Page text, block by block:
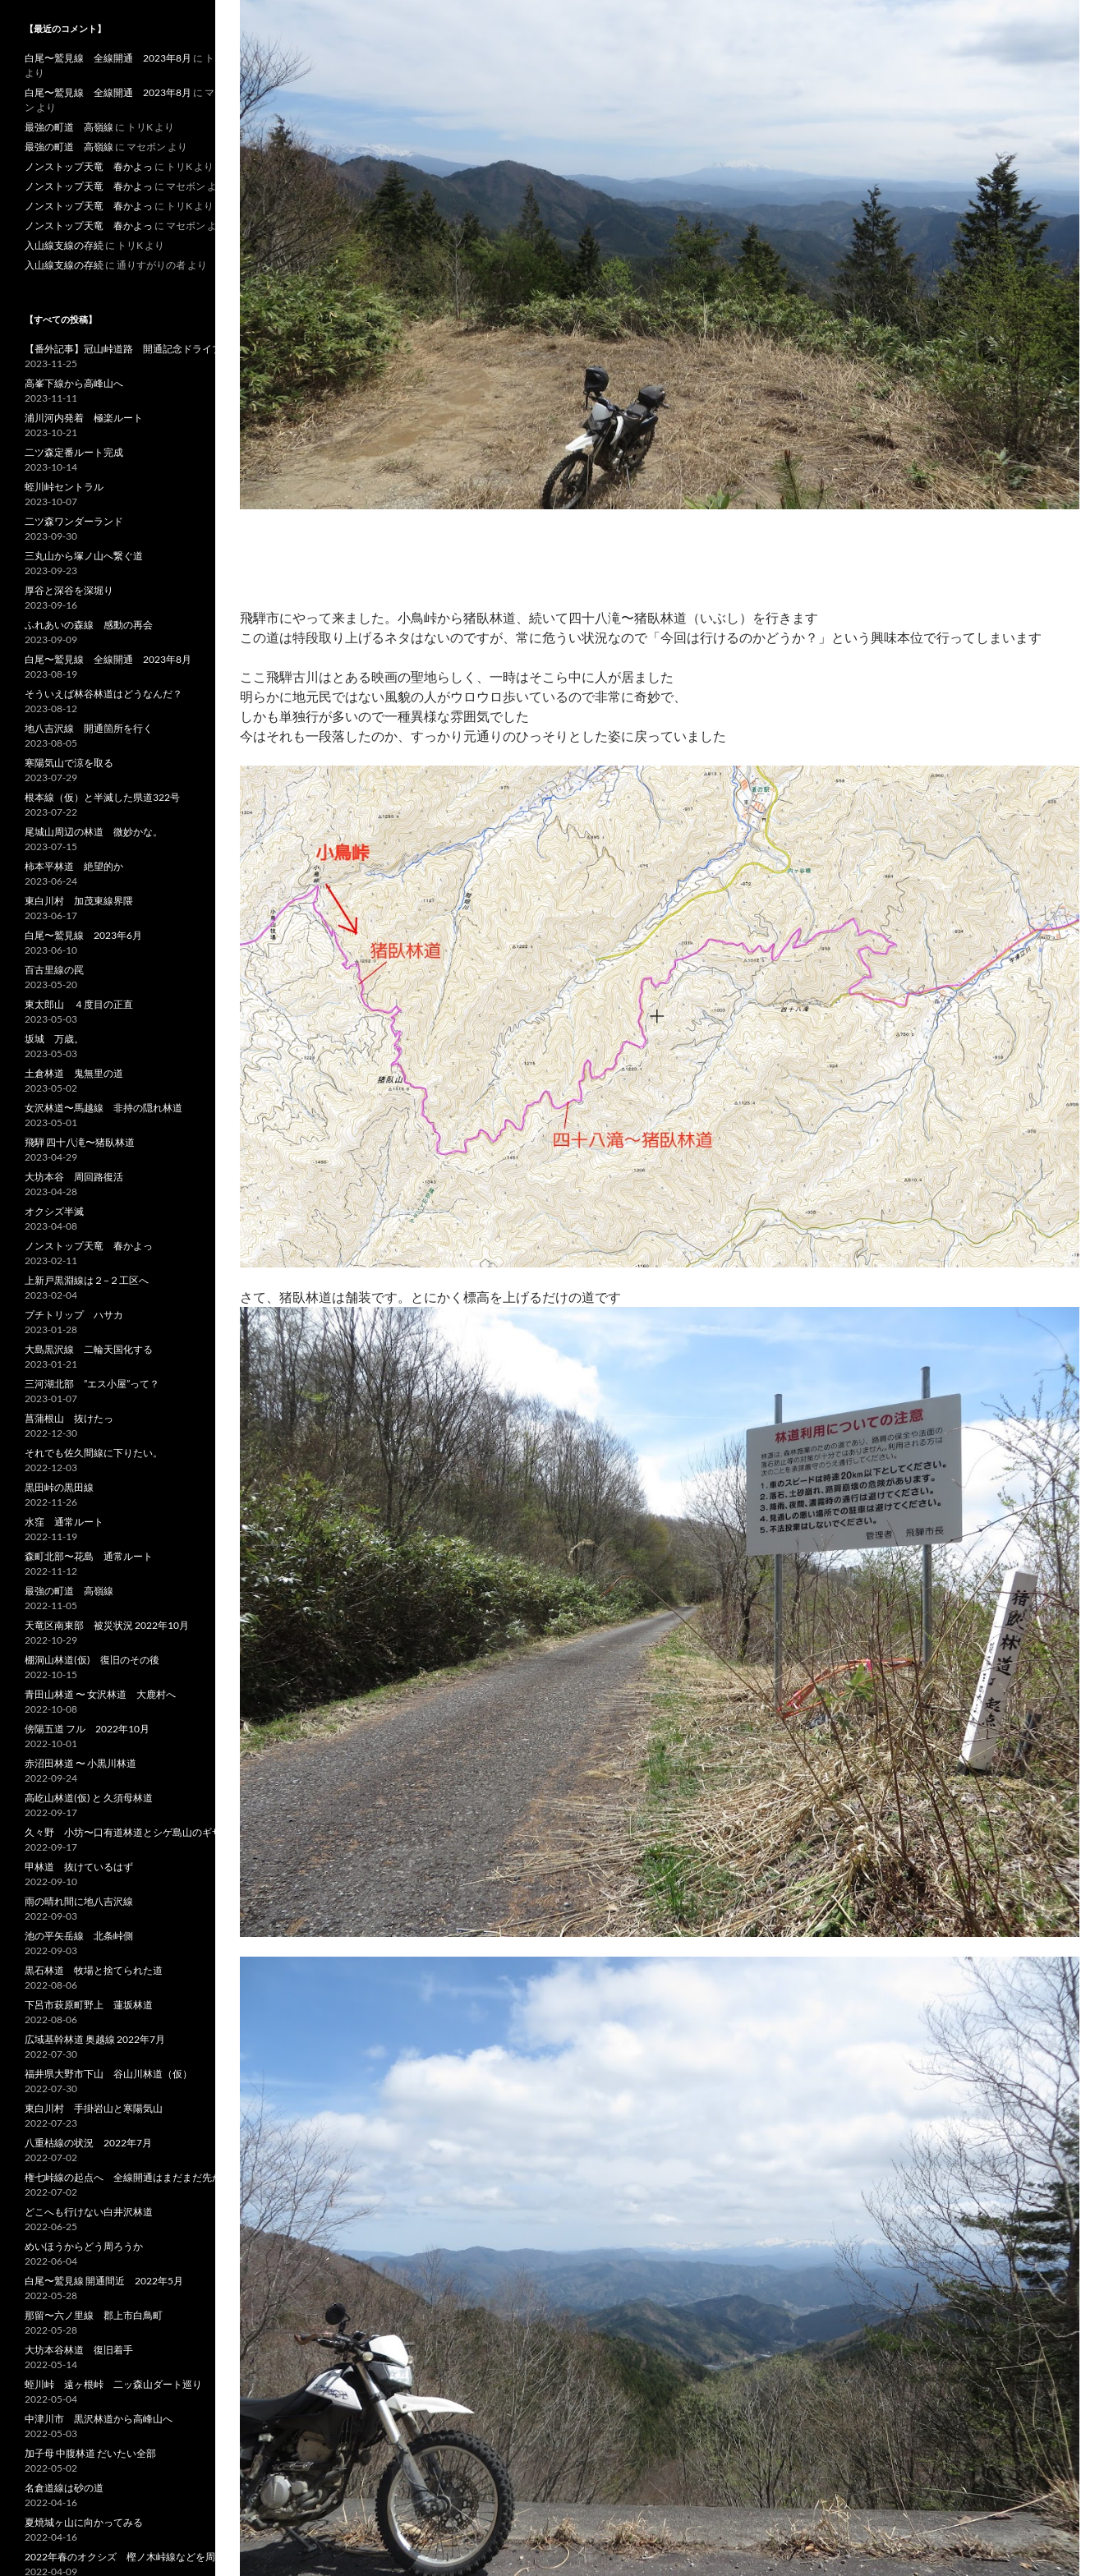
飛騨市にやって来ました。小鳥峠から猪臥林道、続いて四十八滝〜猪臥林道（いぶし）を行きます
この道は特段取り上げるネタはないのですが、常に危うい状況なので「今回は行けるのかどうか？」という興味本位で行ってしまいます
ここ飛騨古川はとある映画の聖地らしく、一時はそこら中に人が居ました
明らかに地元民ではない風貌の人がウロウロ歩いているので非常に奇妙で、
しかも単独行が多いので一種異様な雰囲気でした
今はそれも一段落したのか、すっかり元通りのひっそりとした姿に戻っていました
さて、猪臥林道は舗装です。とにかく標高を上げるだけの道です
【最近のコメント】
白尾〜鷲見線 全線開通 2023年8月 に トリK
より
白尾〜鷲見線 全線開通 2023年8月 に マセボ
ン より
最強の町道 高嶺線 に トリK より
最強の町道 高嶺線 に マセボン より
ノンストップ天竜 春かよっ に トリK より
ノンストップ天竜 春かよっ に マセボン より
ノンストップ天竜 春かよっ に トリK より
ノンストップ天竜 春かよっ に マセボン より
入山線支線の存続 に トリK より
入山線支線の存続 に 通りすがりの者 より
【すべての投稿】
【番外記事】冠山峠道路 開通記念ドライブ
2023-11-25
高峯下線から高峰山へ
2023-11-11
浦川河内発着 極楽ルート
2023-10-21
二ツ森定番ルート完成
2023-10-14
蛭川峠セントラル
2023-10-07
二ツ森ワンダーランド
2023-09-30
三丸山から塚ノ山へ繋ぐ道
2023-09-23
厚谷と深谷を深堀り
2023-09-16
ふれあいの森線 感動の再会
2023-09-09
白尾〜鷲見線 全線開通 2023年8月
2023-08-19
そういえば林谷林道はどうなんだ？
2023-08-12
地八吉沢線 開通箇所を行く
2023-08-05
寒陽気山で涼を取る
2023-07-29
根本線（仮）と半滅した県道322号
2023-07-22
尾城山周辺の林道 微妙かな。
2023-07-15
柿本平林道 絶望的か
2023-06-24
東白川村 加茂東線界隈
2023-06-17
白尾〜鷲見線 2023年6月
2023-06-10
百古里線の罠
2023-05-20
東太郎山 ４度目の正直
2023-05-03
坂城 万歳。
2023-05-03
土倉林道 鬼無里の道
2023-05-02
女沢林道〜馬越線 非持の隠れ林道
2023-05-01
飛騨 四十八滝〜猪臥林道
2023-04-29
大坊本谷 周回路復活
2023-04-28
オクシズ半滅
2023-04-08
ノンストップ天竜 春かよっ
2023-02-11
上新戸黒淵線は２−２工区へ
2023-02-04
プチトリップ ハサカ
2023-01-28
大島黒沢線 二輪天国化する
2023-01-21
三河湖北部 ”エス小屋”って？
2023-01-07
菖蒲根山 抜けたっ
2022-12-30
それでも佐久間線に下りたい。
2022-12-03
黒田峠の黒田線
2022-11-26
水窪 通常ルート
2022-11-19
森町北部〜花島 通常ルート
2022-11-12
最強の町道 高嶺線
2022-11-05
天竜区南東部 被災状況 2022年10月
2022-10-29
棚洞山林道(仮) 復旧のその後
2022-10-15
青田山林道 〜 女沢林道 大鹿村へ
2022-10-08
傍陽五道 フル 2022年10月
2022-10-01
赤沼田林道 〜 小黒川林道
2022-09-24
高屹山林道(仮) と 久須母林道
2022-09-17
久々野 小坊〜口有道林道とシゲ島山のギザ
2022-09-17
甲林道 抜けているはず
2022-09-10
雨の晴れ間に地八吉沢線
2022-09-03
池の平矢岳線 北条峠側
2022-09-03
黒石林道 牧場と捨てられた道
2022-08-06
下呂市萩原町野上 蓮坂林道
2022-08-06
広域基幹林道 奥越線 2022年7月
2022-07-30
福井県大野市下山 谷山川林道（仮）
2022-07-30
東白川村 手掛岩山と寒陽気山
2022-07-23
八重枯線の状況 2022年7月
2022-07-02
権七峠線の起点へ 全線開通はまだまだ先か
2022-07-02
どこへも行けない白井沢林道
2022-06-25
めいほうからどう周ろうか
2022-06-04
白尾〜鷲見線 開通間近 2022年5月
2022-05-28
那留〜六ノ里線 郡上市白鳥町
2022-05-28
大坊本谷林道 復旧着手
2022-05-14
蛭川峠 遠ヶ根峠 二ッ森山ダート巡り
2022-05-04
中津川市 黒沢林道から高峰山へ
2022-05-03
加子母 中腹林道 だいたい全部
2022-05-02
名倉道線は砂の道
2022-04-16
夏焼城ヶ山に向かってみる
2022-04-16
2022年春のオクシズ 樫ノ木峠線などを周る
2022-04-09